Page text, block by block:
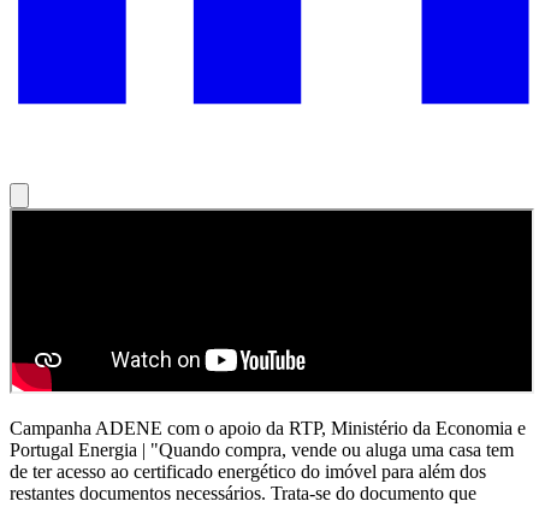
Campanha ADENE com o apoio da RTP, Ministério da Economia e
Portugal Energia | "Quando compra, vende ou aluga uma casa tem
de ter acesso ao certificado energético do imóvel para além dos
restantes documentos necessários. Trata-se do documento que